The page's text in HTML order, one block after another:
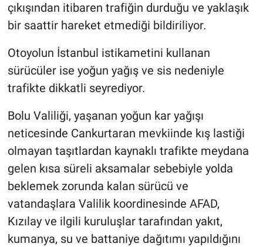
çıkışından itibaren trafiğin durduğu ve yaklaşık
bir saattir hareket etmediği bildiriliyor.
Otoyolun İstanbul istikametini kullanan
sürücüler ise yoğun yağış ve sis nedeniyle
trafikte dikkatli seyrediyor.
Bolu Valiliği, yaşanan yoğun kar yağışı
neticesinde Cankurtaran mevkiinde kış lastiği
olmayan taşıtlardan kaynaklı trafikte meydana
gelen kısa süreli aksamalar sebebiyle yolda
beklemek zorunda kalan sürücü ve
vatandaşlara Valilik koordinesinde AFAD,
Kızılay ve ilgili kuruluşlar tarafından yakıt,
kumanya, su ve battaniye dağıtımı yapıldığını